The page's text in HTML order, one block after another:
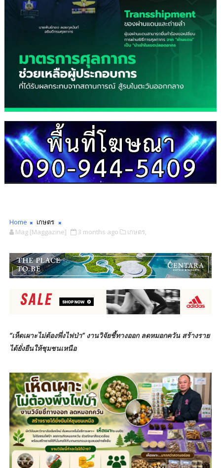
Home
เกษตร
Mag [Maggazine]
3 months ago เกษตร,
“เห็ดเผาะไม่ต้องพึ่งไฟป่า” งานวิจัยชี้ทางออก ลดหมอกควัน สร้างราย
ได้ยั่งยืนให้ชุมชนเหนือ